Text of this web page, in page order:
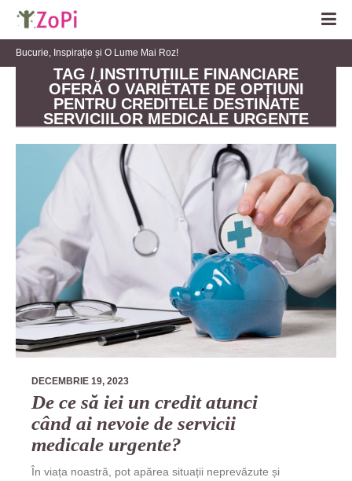
Bucurie, Inspirație și O Lume Mai Roz!
TAG / INSTITUȚIILE FINANCIARE
OFERĂ O VARIETATE DE OPȚIUNI
PENTRU CREDITELE DESTINATE
SERVICIILOR MEDICALE URGENTE
DECEMBRIE 19, 2023
De ce să iei un credit atunci
când ai nevoie de servicii
medicale urgente?
În viața noastră, pot apărea situații neprevăzute și